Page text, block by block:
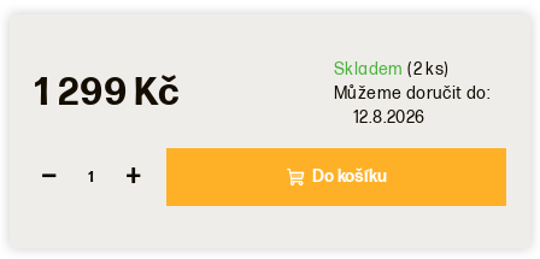
Skladem(2 ks)
Můžeme doručit do:
12.8.2026
1 299 Kč
+
− Do košíku